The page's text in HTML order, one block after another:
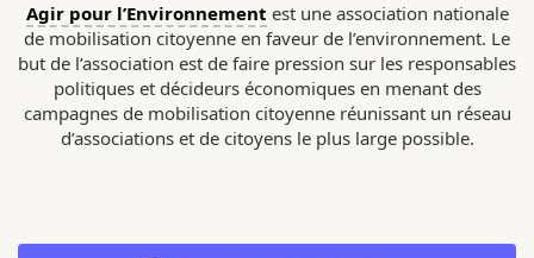
Agir pour l’Environnement est une association nationale
de mobilisation citoyenne en faveur de l’environnement. Le
but de l’association est de faire pression sur les responsables
politiques et décideurs économiques en menant des
campagnes de mobilisation citoyenne réunissant un réseau
d’associations et de citoyens le plus large possible.